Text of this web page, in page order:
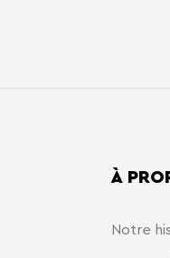
À
Notre